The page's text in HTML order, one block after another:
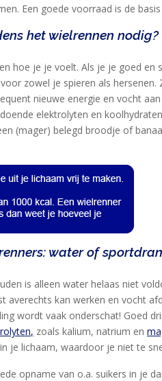
Een goede voorraad is de
het wielrennen nodig?
hoe je je voelt. Als je je goed en
zowel je spieren als
nieuwe energie en vocht
elektrolyten en
(mager) belegd broodje of
water of
is alleen water helaas niet
averechts kan werken en vocht
wordt vaak onderschat! Goed
, zoals kalium, natrium en
je lichaam, waardoor je niet te
opname van o.a. suikers in je